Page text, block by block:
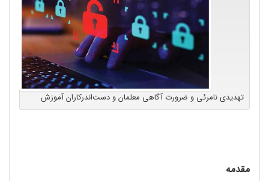
تهدیدی نامرئی و ضرورت آگاهی معلمان و دست‌اندرکاران آموزش
مقدمه